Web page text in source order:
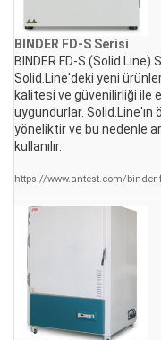
BINDER FD-S Serisi
BINDER FD-S
Solid.Line'deki yeni
kalitesi ve güvenilirliği ile
uygundurlar.
yöneliktir ve bu nedenle
kullanılır.
https://www.antest.com/